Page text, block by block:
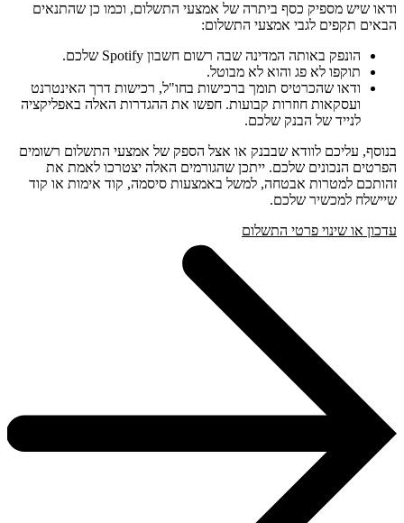
ודאו שיש מספיק כסף ביתרה של אמצעי התשלום, וכמו כן שהתנאים
הבאים תקפים לגבי אמצעי התשלום:
הונפק באותה המדינה שבה רשום חשבון Spotify שלכם.
תוקפו לא פג והוא לא מבוטל.
ודאו שהכרטיס תומך ברכישות בחו"ל, רכישות דרך האינטרנט
ועסקאות חוזרות קבועות. חפשו את ההגדרות האלה באפליקציה
לנייד של הבנק שלכם.
בנוסף, עליכם לוודא שבבנק או אצל הספק של אמצעי התשלום רשומים
הפרטים הנכונים שלכם. ייתכן שהגורמים האלה יצטרכו לאמת את
זהותכם למטרות אבטחה, למשל באמצעות סיסמה, קוד אימות או קוד
שיישלח למכשיר שלכם.
עדכון או שינוי פרטי התשלום